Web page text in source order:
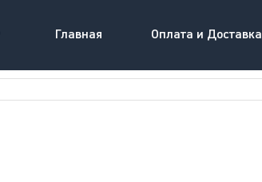
Главная Оплата и Доставка